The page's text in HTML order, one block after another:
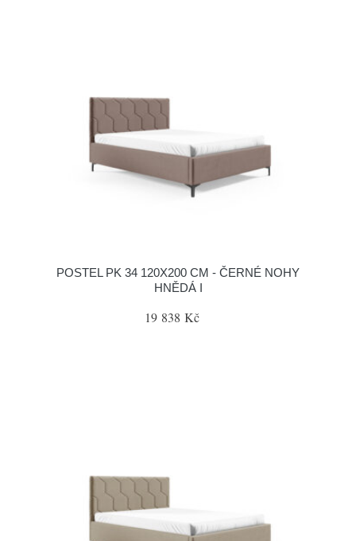
POSTEL PK 34 120X200 CM - ČERNÉ NOHY
HNĚDÁ I
19 838 Kč